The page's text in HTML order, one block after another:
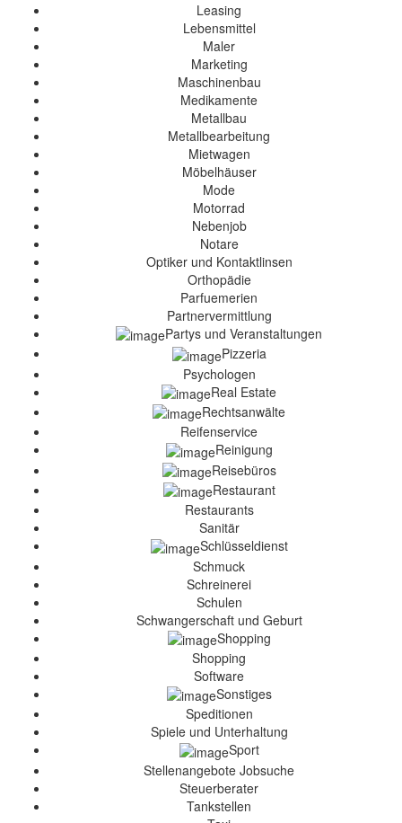
Leasing
Lebensmittel
Maler
Marketing
Maschinenbau
Medikamente
Metallbau
Metallbearbeitung
Mietwagen
Möbelhäuser
Mode
Motorrad
Nebenjob
Notare
Optiker und Kontaktlinsen
Orthopädie
Parfuemerien
Partnervermittlung
Partys und Veranstaltungen
Pizzeria
Psychologen
Real Estate
Rechtsanwälte
Reifenservice
Reinigung
Reisebüros
Restaurant
Restaurants
Sanitär
Schlüsseldienst
Schmuck
Schreinerei
Schulen
Schwangerschaft und Geburt
Shopping
Shopping
Software
Sonstiges
Speditionen
Spiele und Unterhaltung
Sport
Stellenangebote Jobsuche
Steuerberater
Tankstellen